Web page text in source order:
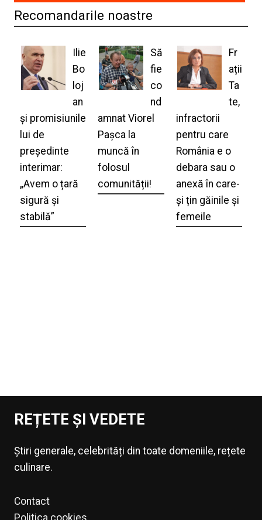
Recomandarile noastre
Ilie
Bo
loj
an
și promisiunile
lui de
președinte
interimar:
„Avem o țară
sigură și
stabilă”
Să
fie
co
nd
amnat Viorel
Pașca la
muncă în
folosul
comunității!
Fr
ații
Ta
te,
infractorii
pentru care
România e o
debara sau o
anexă în care-
și țin găinile și
femeile
REȚETE ȘI VEDETE
Știri generale, celebrități din toate domeniile, rețete
culinare.
Contact